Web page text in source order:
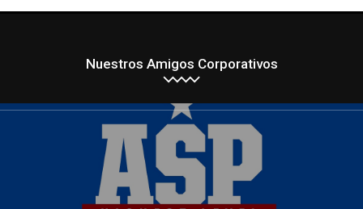
Nuestros Amigos Corporativos